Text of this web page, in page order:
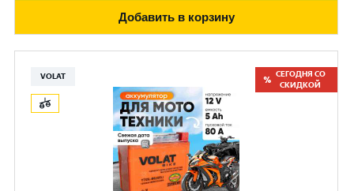
Добавить в корзину
VOLAT
СЕГОДНЯ СО
СКИДКОЙ